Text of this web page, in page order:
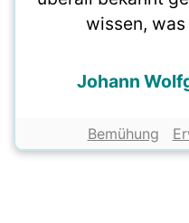
wissen,
Johann
Bemühung